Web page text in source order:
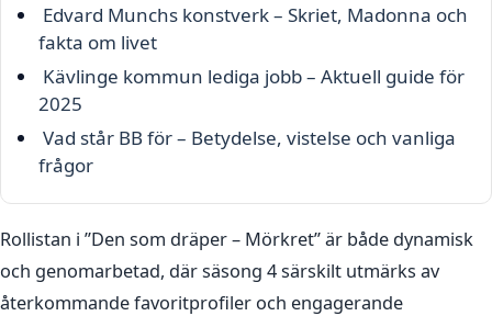
Edvard Munchs konstverk – Skriet, Madonna och
fakta om livet
Kävlinge kommun lediga jobb – Aktuell guide för
2025
Vad står BB för – Betydelse, vistelse och vanliga
frågor
Rollistan i ”Den som dräper – Mörkret” är både dynamisk
och genomarbetad, där säsong 4 särskilt utmärks av
återkommande favoritprofiler och engagerande